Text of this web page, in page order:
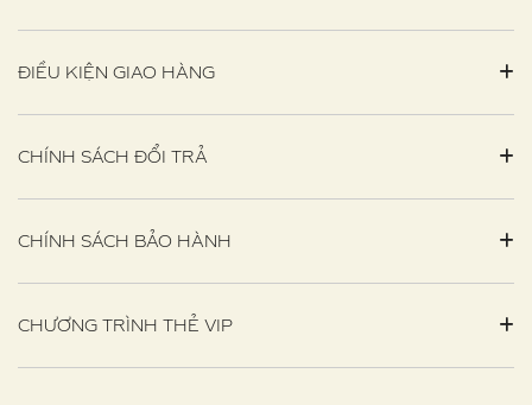
ĐIỀU KIỆN GIAO HÀNG
CHÍNH SÁCH ĐỔI TRẢ
CHÍNH SÁCH BẢO HÀNH
CHƯƠNG TRÌNH THẺ VIP